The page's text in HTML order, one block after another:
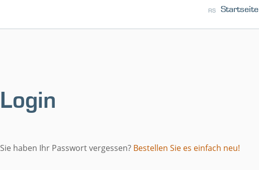
RSS KONTAKT
Startseite
Login
Sie haben Ihr Passwort vergessen? Bestellen Sie es einfach neu!